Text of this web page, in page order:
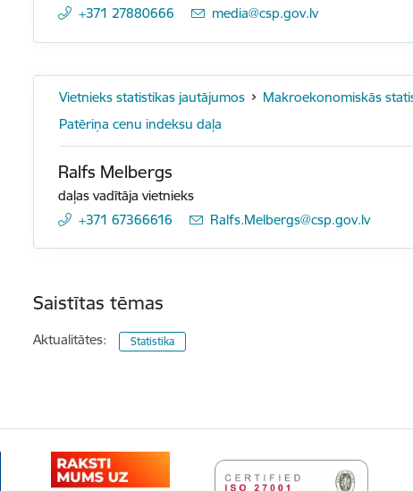
+371 27880666
E-pasts:
media@csp.gov.lv
Vietnieks statistikas jautājumos
Makroekonomiskās
Patēriņa cenu indeksu daļa
Ralfs Melbergs
daļas vadītāja vietnieks
+371 67366616
E-pasts:
Ralfs.Melbergs@csp.gov.lv
Saistītas tēmas
Aktualitātes: Statistika